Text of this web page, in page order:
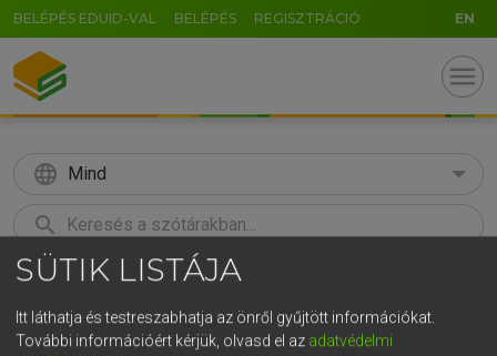
BELÉPÉS EDUID-VAL BELÉPÉS REGISZTRÁCIÓ EN
menu
language Mind
search
KERESÉS
SÜTIK LISTÁJA
Itt láthatja és testreszabhatja az önről gyűjtött információkat.
További információért kérjük, olvasd el az adatvédelmi
GR
t z u i o p